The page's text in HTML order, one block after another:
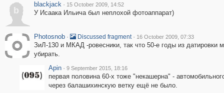
b
blackjack · 15 October 2009, 14:52
У Исаака Ильича был неплохой фотоаппарат)
Photosnob · Discussed fragment · 16 October 2009, 07:33
ЗиЛ-130 и МКАД -ровесники, так что 50-е годы из датировки
убирать.
Apin · 9 September 2015, 18:16
первая половина 60-х тоже "некашерна" -
через балашихинскую ветку ещё не было.